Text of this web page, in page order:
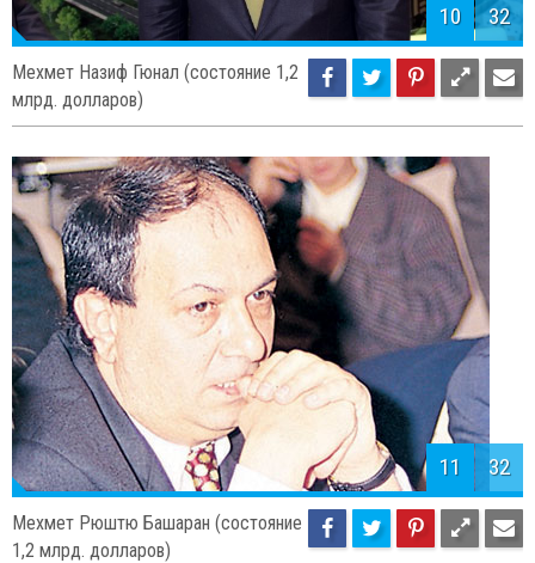
10 32
Мехмет Назиф Гюнал (состояние 1,2
млрд. долларов)
11 32
Мехмет Рюштю Башаран (состояние
1,2 млрд. долларов)